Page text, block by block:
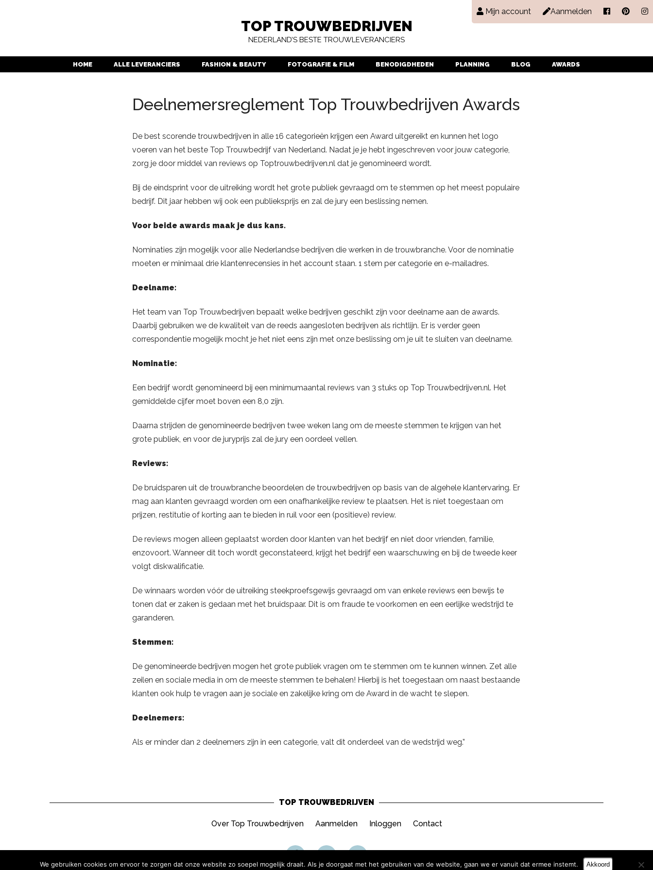
TOP TROUWBEDRIJVEN
NEDERLAND’S BESTE TROUWLEVERANCIERS
HOME ALLE LEVERANCIERS FASHION & BEAUTY FOTOGRAFIE & FILM BENODIGDHEDEN PLANNING BLOG AWARDS
Mijn account Aanmelden
Deelnemersreglement Top Trouwbedrijven Awards
De best scorende trouwbedrijven in alle 16 categorieën krijgen een Award uitgereikt en kunnen het logo
voeren van het beste Top Trouwbedrijf van Nederland. Nadat je je hebt ingeschreven voor jouw categorie,
zorg je door middel van reviews op Toptrouwbedrijven.nl dat je genomineerd wordt.
Bij de eindsprint voor de uitreiking wordt het grote publiek gevraagd om te stemmen op het meest populaire
bedrijf. Dit jaar hebben wij ook een publieksprijs en zal de jury een beslissing nemen.
Voor beide awards maak je dus kans.
Nominaties zijn mogelijk voor alle Nederlandse bedrijven die werken in de trouwbranche. Voor de nominatie
moeten er minimaal drie klantenrecensies in het account staan. 1 stem per categorie en e-mailadres.
Deelname:
Het team van Top Trouwbedrijven bepaalt welke bedrijven geschikt zijn voor deelname aan de awards.
Daarbij gebruiken we de kwaliteit van de reeds aangesloten bedrijven als richtlijn. Er is verder geen
correspondentie mogelijk mocht je het niet eens zijn met onze beslissing om je uit te sluiten van deelname.
Nominatie:
Een bedrijf wordt genomineerd bij een minimumaantal reviews van 3 stuks op Top Trouwbedrijven.nl. Het
gemiddelde cijfer moet boven een 8,0 zijn.
Daarna strijden de genomineerde bedrijven twee weken lang om de meeste stemmen te krijgen van het
grote publiek, en voor de juryprijs zal de jury een oordeel vellen.
Reviews:
De bruidsparen uit de trouwbranche beoordelen de trouwbedrijven op basis van de algehele klantervaring. Er
mag aan klanten gevraagd worden om een onafhankelijke review te plaatsen. Het is niet toegestaan om
prijzen, restitutie of korting aan te bieden in ruil voor een (positieve) review.
De reviews mogen alleen geplaatst worden door klanten van het bedrijf en niet door vrienden, familie,
enzovoort. Wanneer dit toch wordt geconstateerd, krijgt het bedrijf een waarschuwing en bij de tweede keer
volgt diskwalificatie.
De winnaars worden vóór de uitreiking steekproefsgewijs gevraagd om van enkele reviews een bewijs te
tonen dat er zaken is gedaan met het bruidspaar. Dit is om fraude te voorkomen en een eerlijke wedstrijd te
garanderen.
Stemmen:
De genomineerde bedrijven mogen het grote publiek vragen om te stemmen om te kunnen winnen. Zet alle
zeilen en sociale media in om de meeste stemmen te behalen! Hierbij is het toegestaan om naast bestaande
klanten ook hulp te vragen aan je sociale en zakelijke kring om de Award in de wacht te slepen.
Deelnemers:
Als er minder dan 2 deelnemers zijn in een categorie, valt dit onderdeel van de wedstrijd weg.”
TOP TROUWBEDRIJVEN
Over Top Trouwbedrijven Aanmelden Inloggen Contact
We gebruiken cookies om ervoor te zorgen dat onze website zo soepel mogelijk draait. Als je doorgaat met het gebruiken van de website, gaan we er vanuit dat ermee instemt. Akkoord